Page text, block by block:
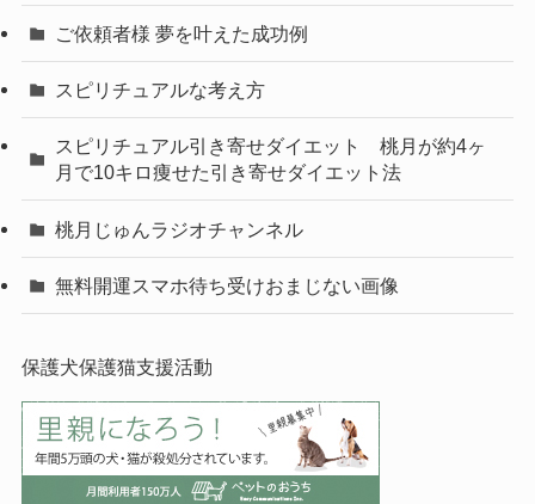
ご依頼者様 夢を叶えた成功例
スピリチュアルな考え方
スピリチュアル引き寄せダイエット 桃月が約4ヶ
月で10キロ痩せた引き寄せダイエット法
桃月じゅんラジオチャンネル
無料開運スマホ待ち受けおまじない画像
保護犬保護猫支援活動